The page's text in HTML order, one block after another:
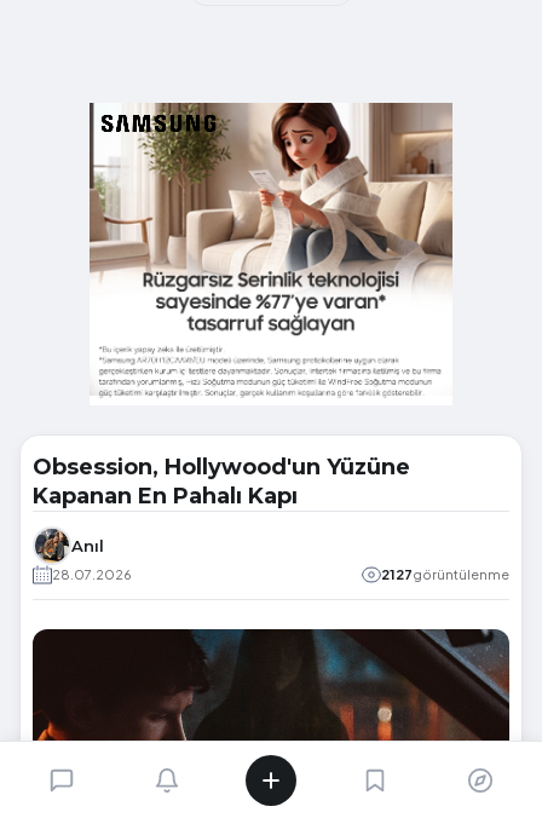
Obsession, Hollywood'un Yüzüne
Kapanan En Pahalı Kapı
Anıl
28.07.2026 2127görüntülenme